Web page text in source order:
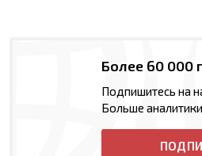
Более 60 000
Подпишитесь на
Больше